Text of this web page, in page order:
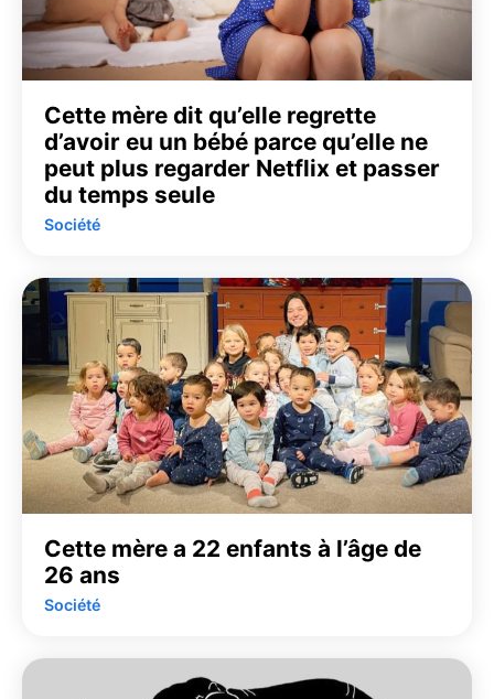
Cette mère dit qu’elle regrette
d’avoir eu un bébé parce qu’elle ne
peut plus regarder Netflix et passer
du temps seule
Société
Cette mère a 22 enfants à l’âge de
26 ans
Société